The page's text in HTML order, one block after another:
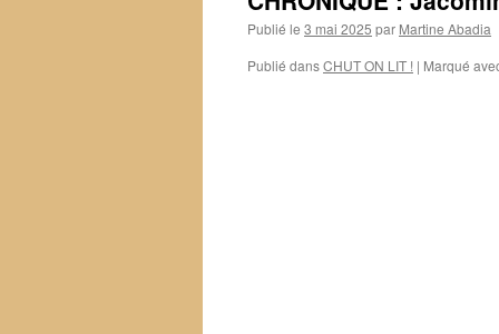
Publié le 3 mai 2025 par Martine Abadia
Publié dansCHUT ON LIT ! | Marqué